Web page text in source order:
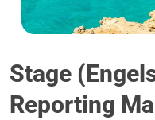
Stage
Reporting